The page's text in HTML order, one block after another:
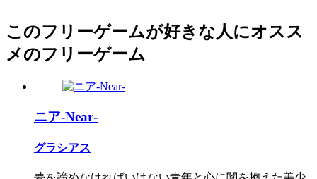
このフリーゲームが好きな人にオスス
メのフリーゲーム
ニア‐Near‐
グラシアス